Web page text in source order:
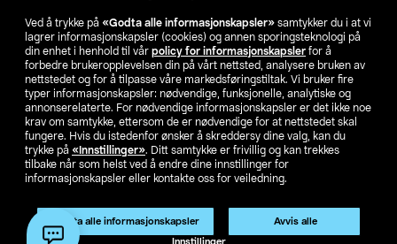
Ved å trykke på «Godta alle informasjonskapsler» samtykker du i at vi
lagrer informasjonskapsler (cookies) og annen sporingsteknologi på
din enhet i henhold til vår policy for informasjonskapsler for å
forbedre brukeropplevelsen din på vårt nettsted, analysere bruken av
nettstedet og for å tilpasse våre markedsføringstiltak. Vi bruker fire
typer informasjonskapsler: nødvendige, funksjonelle, analytiske og
annonserelaterte. For nødvendige informasjonskapsler er det ikke noe
krav om samtykke, ettersom de er nødvendige for at nettstedet skal
fungere. Hvis du istedenfor ønsker å skreddersy dine valg, kan du
trykke på «Innstillinger». Ditt samtykke er frivillig og kan trekkes
tilbake når som helst ved å endre dine innstillinger for
informasjonskapsler eller kontakte oss for veiledning.
Godta alle informasjonskapsler Avvis alle
Innstillinger
Våre selskaper
Finn din butikk
SE NO FI